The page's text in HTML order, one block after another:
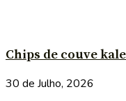
Chips de couve
30 de Julho, 2026